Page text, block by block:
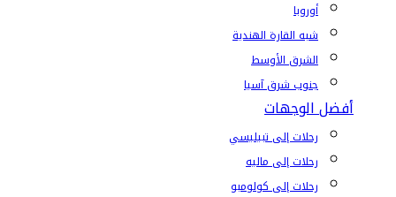
أوروبا
شبه القارة الهندية
الشرق الأوسط
جنوب شرق آسيا
أفضل الوجهات
رحلات إلى تبيليسي
رحلات إلى ماليه
رحلات إلى كولومبو